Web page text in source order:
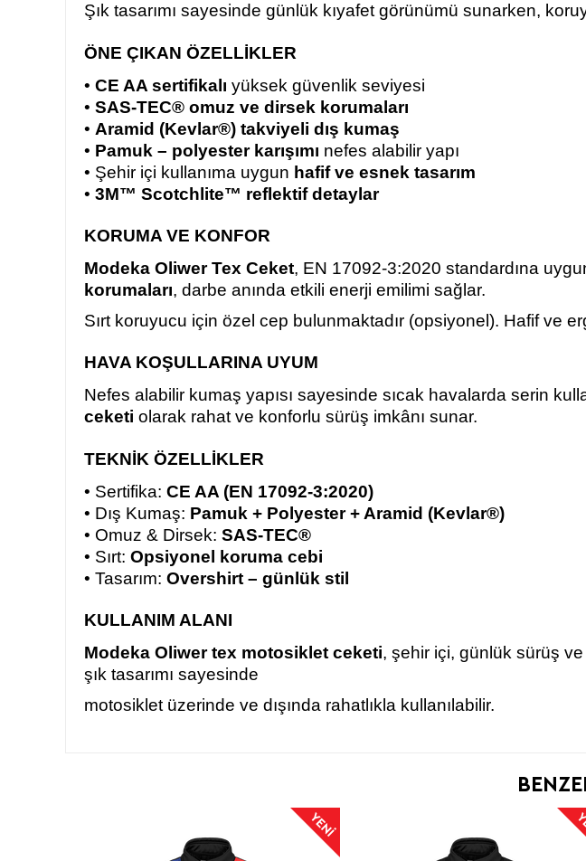
Şık tasarımı sayesinde günlük kıyafet görünümü sunarken,
ÖNE ÇIKAN ÖZELLİKLER
• CE AA sertifikalı yüksek güvenlik seviyesi
• SAS-TEC® omuz ve dirsek korumaları
• Aramid (Kevlar®) takviyeli dış kumaş
• Pamuk – polyester karışımı nefes alabilir yapı
• Şehir içi kullanıma uygun hafif ve esnek tasarım
• 3M™ Scotchlite™ reflektif detaylar
KORUMA VE KONFOR
Modeka Oliwer Tex Ceket, EN 17092-3:2020 standardına
korumaları, darbe anında etkili enerji emilimi sağlar.
Sırt koruyucu için özel cep bulunmaktadır (opsiyonel). Hafif ve
HAVA KOŞULLARINA UYUM
Nefes alabilir kumaş yapısı sayesinde sıcak havalarda serin
ceketi olarak rahat ve konforlu sürüş imkânı sunar.
TEKNİK ÖZELLİKLER
• Sertifika: CE AA (EN 17092-3:2020)
• Dış Kumaş: Pamuk + Polyester + Aramid (Kevlar®)
• Omuz & Dirsek: SAS-TEC®
• Sırt: Opsiyonel koruma cebi
• Tasarım: Overshirt – günlük stil
KULLANIM ALANI
Modeka Oliwer tex motosiklet ceketi, şehir içi, günlük sürüş
şık tasarımı sayesinde
motosiklet üzerinde ve dışında rahatlıkla kullanılabilir.